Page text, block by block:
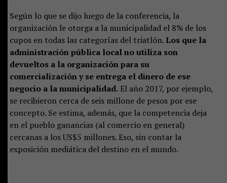
Según lo que se dijo luego de la conferencia, la
organización le otorga a la municipalidad el 8% de los
cupos en todas las categorías del triatlón. Los que la
administración pública local no utiliza son
devueltos a la organización para su
comercialización y se entrega el dinero de ese
negocio a la municipalidad.El año 2017, por ejemplo,
se recibieron cerca de seis millone de pesos por ese
concepto. Se estima, además, que la competencia deja
en el pueblo ganancias (al comercio en general)
cercanas a los US$5 millones. Eso, sin contar la
exposición mediática del destino en el mundo.